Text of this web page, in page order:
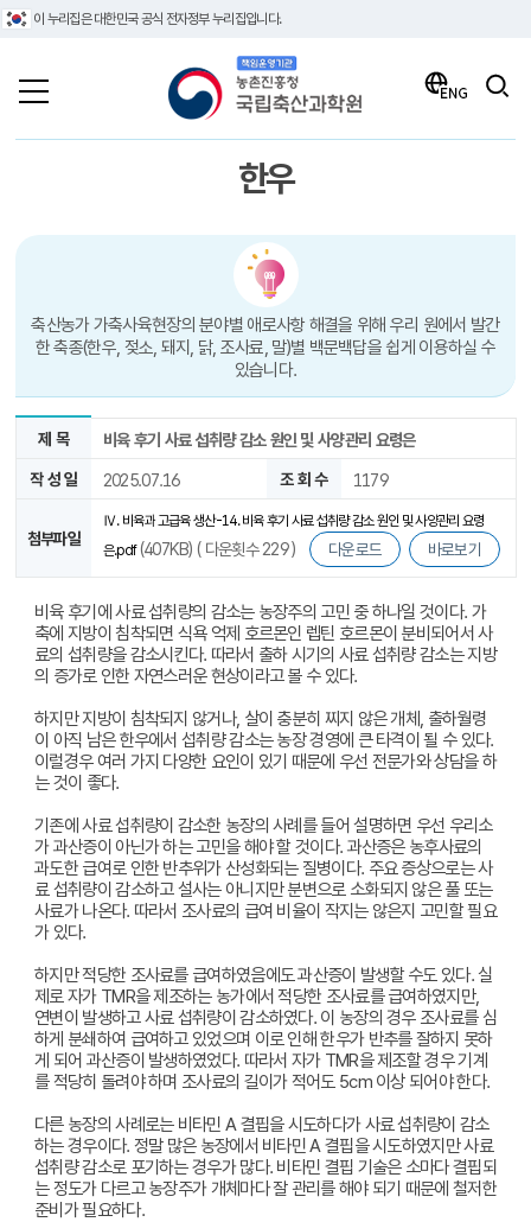
이 누리집은 대한민국 공식 전자정부 누리집입니다.
책임운영기관 농촌진흥청 국립축산과학원
한우
축산농가 가축사육현장의 분야별 애로사항 해결을 위해 우리 원에서 발간
한 축종(한우, 젖소, 돼지, 닭, 조사료, 말)별 백문백답을 쉽게 이용하실 수
있습니다.
제 목 비육 후기 사료 섭취량 감소 원인 및 사양관리 요령은
작 성 일 2025.07.16 조 회 수 1179
첨부파일
Ⅳ. 비육과 고급육 생산-14. 비육 후기 사료 섭취량 감소 원인 및 사양관리 요령
은.pdf(407KB) ( 다운횟수 229 ) 다운로드 바로보기
비육 후기에 사료 섭취량의 감소는 농장주의 고민 중 하나일 것이다. 가
축에 지방이 침착되면 식욕 억제 호르몬인 렙틴 호르몬이 분비되어서 사
료의 섭취량을 감소시킨다. 따라서 출하 시기의 사료 섭취량 감소는 지방
의 증가로 인한 자연스러운 현상이라고 볼 수 있다.
하지만 지방이 침착되지 않거나, 살이 충분히 찌지 않은 개체, 출하월령
이 아직 남은 한우에서 섭취량 감소는 농장 경영에 큰 타격이 될 수 있다.
이럴경우 여러 가지 다양한 요인이 있기 때문에 우선 전문가와 상담을 하
는 것이 좋다.
기존에 사료 섭취량이 감소한 농장의 사례를 들어 설명하면 우선 우리소
가 과산증이 아닌가 하는 고민을 해야 할 것이다. 과산증은 농후사료의
과도한 급여로 인한 반추위가 산성화되는 질병이다. 주요 증상으로는 사
료 섭취량이 감소하고 설사는 아니지만 분변으로 소화되지 않은 풀 또는
사료가 나온다. 따라서 조사료의 급여 비율이 작지는 않은지 고민할 필요
가 있다.
하지만 적당한 조사료를 급여하였음에도 과산증이 발생할 수도 있다. 실
제로 자가 TMR을 제조하는 농가에서 적당한 조사료를 급여하였지만,
연변이 발생하고 사료 섭취량이 감소하였다. 이 농장의 경우 조사료를 심
하게 분쇄하여 급여하고 있었으며 이로 인해 한우가 반추를 잘하지 못하
게 되어 과산증이 발생하였었다. 따라서 자가 TMR을 제조할 경우 기계
를 적당히 돌려야 하며 조사료의 길이가 적어도 5cm 이상 되어야 한다.
다른 농장의 사례로는 비타민 A 결핍을 시도하다가 사료 섭취량이 감소
하는 경우이다. 정말 많은 농장에서 비타민 A 결핍을 시도하였지만 사료
섭취량 감소로 포기하는 경우가 많다. 비타민 결핍 기술은 소마다 결핍되
는 정도가 다르고 농장주가 개체마다 잘 관리를 해야 되기 때문에 철저한
준비가 필요하다.